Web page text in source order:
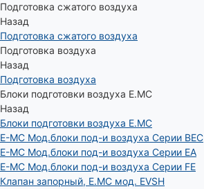
Подготовка сжатого воздуха
Назад
Подготовка сжатого воздуха
Подготовка воздуха
Назад
Подготовка воздуха
Блоки подготовки воздуха E.MC
Назад
Блоки подготовки воздуха E.MC
E-MC Мод.блоки под-и воздуха Серии BEC
E-MC Мод.блоки под-и воздуха Серии EA
E-MC Мод.блоки под-и воздуха Серии FE
Клапан запорный, E.MC мод. EVSH